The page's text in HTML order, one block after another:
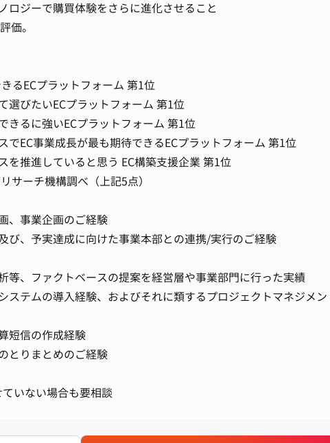
ロジーで購買体験をさらに進化させること
価。
るECプラットフォーム 第1位
選びたいECプラットフォーム 第1位
きるに強いECプラットフォーム 第1位
でEC事業成長が最も期待できるECプラットフォーム 第1位
を推進していると思う EC構築支援企業 第1位
サーチ機構調べ（上記5点）
、事業企画のご経験
び、予実達成に向けた事業本部との連携/実行のご経験
等、ファクトベースの提案を経営層や事業部門に行った実績
ステムの導入経験、およびそれに類するプロジェクトマネジメ
短信の作成経験
とりまとめのご経験
いない場合も要相談